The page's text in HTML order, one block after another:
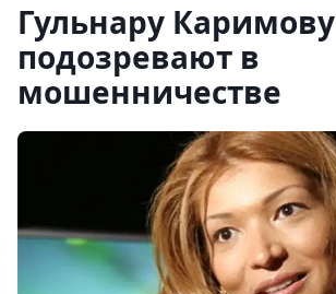
Гульнару Каримову
подозревают в
мошенничестве